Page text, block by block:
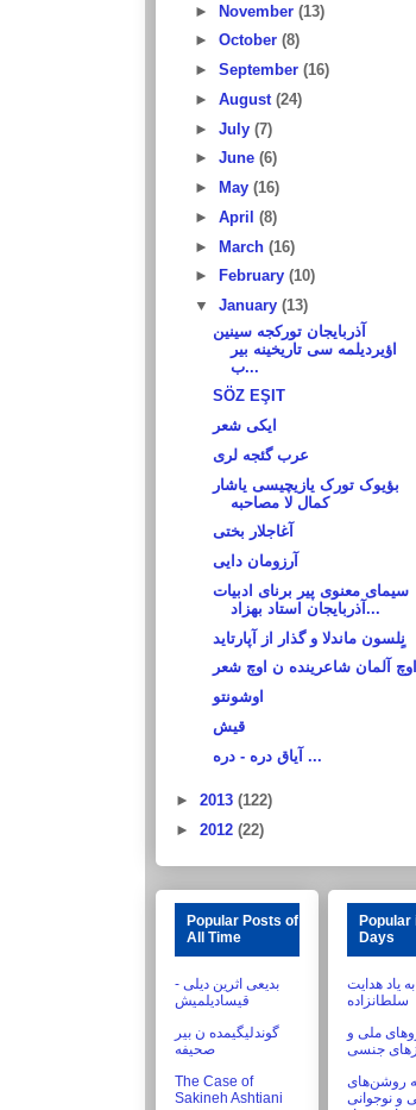
► November (13)
► October (8)
► September (16)
► August (24)
► July (7)
► June (6)
►
May (16)
► April (8)
► March (16)
►
February (10)
▼ January (13)
آذربایجان تورکجه سینین
اؤیردیلمه سی تاریخینه بیر
ب...
SÖZ EŞIT
ایکی شعر
عرب گئجه لری
بؤیوک تورک یازیچیسی یاشار
کمال لا مصاحبه
آغاجلار بختی
آرزومان دایی
سیمای معنوی پیر برنای ادبیات
آذربایجان استاد بهزاد...
نٍلسون ماندلا و گذار از آپارتاید
اوچ آلمان شاعرینده ن اوچ شعر
اوشونتو
قیش
آیاق دره - دره ...
► 2013 (122)
► 2012 (22)
Popular Posts of
All Time
بدیعی اثرین دیلی -
قیسادیلمیش
گوندلیگیمده ن بیر
صحیفه
The Case of
Sakineh Ashtiani
Popular
Days
به یاد هدایت
سلطانزاده
ملی و
جنسی
روشن‌های
و نوجوانی